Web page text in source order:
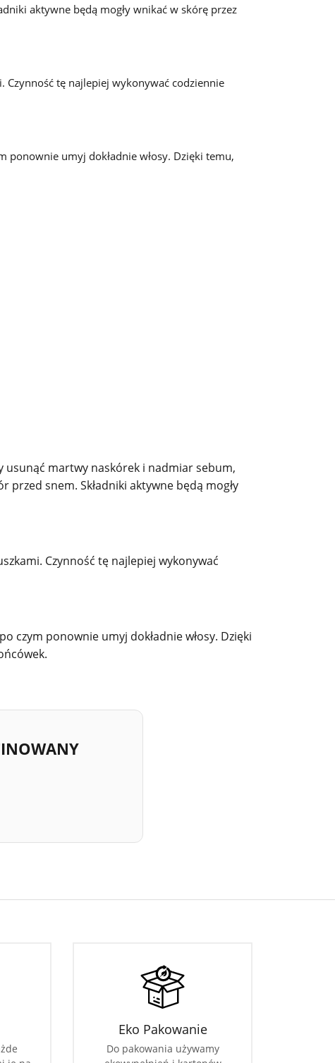
aktywne będą mogły wnikać w skórę przez
tę najlepiej wykonywać codziennie
ponownie umyj dokładnie włosy. Dzięki temu,
usunąć martwy naskórek i nadmiar sebum,
przed snem. Składniki aktywne będą mogły
Czynność tę najlepiej wykonywać
czym ponownie umyj dokładnie włosy. Dzięki
Eko Pakowanie
Do pakowania używamy